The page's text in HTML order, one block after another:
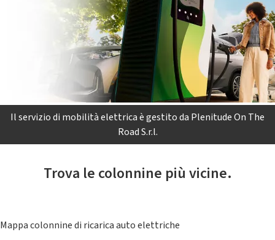
Il servizio di mobilità elettrica è gestito da Plenitude On The
Road S.r.l.
Trova le colonnine più vicine.
Mappa colonnine di ricarica auto elettriche